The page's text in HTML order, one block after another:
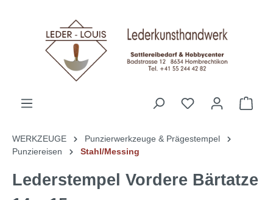
WERKZEUGE
Punzierwerkzeuge & Prägestempel
Punziereisen
Stahl/Messing
Lederstempel Vordere Bärtatze